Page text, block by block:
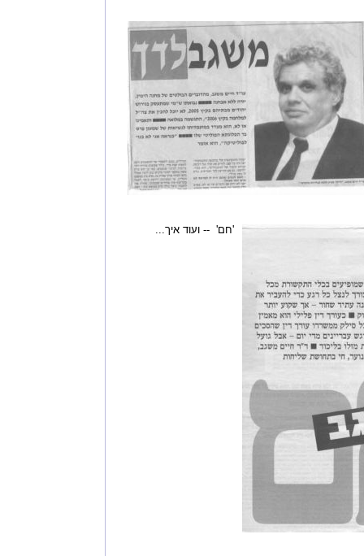
'חם' -- ועוד איך...